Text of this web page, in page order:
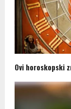
Ovi horoskopski